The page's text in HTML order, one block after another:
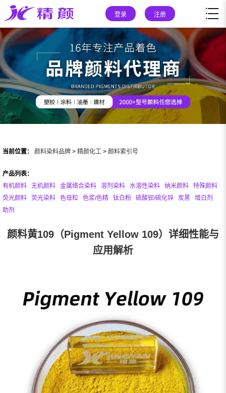
登录 注册
当前位置： 颜料染料品牌 > 精颜化工 > 颜料索引号
产品列表：
有机颜料
无机颜料 金属络合染料 溶剂染料 水溶性染料 纳米颜料
特殊颜料
荧光颜料
荧光染料 色母粒 色浆/色精 钛白粉 硫酸钡/硫化锌 炭黑
增白剂
助剂
颜料黄109（Pigment Yellow 109）详细性能与
应用解析